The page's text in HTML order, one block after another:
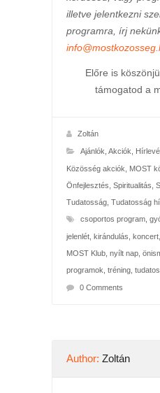
illetve jelentkezni
programra, írj
Előre is
támogatod a
Zoltán
Ajánlók Akciók
Közösség akciók MOST
Önfejlesztés Spiritualitás
Tudatosság, Tudatosság
csoportos program,
jelenlét, kirándulás koncert,
MOST Klub, nyílt nap,
programok tréning,
0 Comments
Author: Zoltán